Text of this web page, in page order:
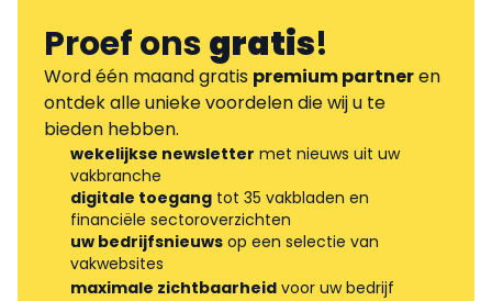
Proef onsgratis!
Word één maand gratis premium partneren
ontdek alle unieke voordelen die wij u te
bieden hebben.
wekelijkse newsletter met nieuws uit uw
vakbranche
digitale toegang tot 35 vakbladen en
financiële sectoroverzichten
uw bedrijfsnieuws op een selectie van
vakwebsites
maximale zichtbaarheid voor uw bedrijf